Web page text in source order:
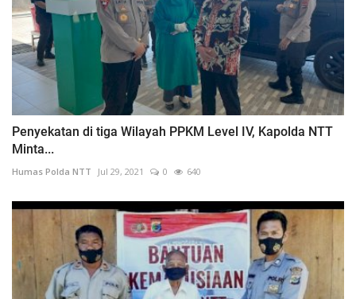
Penyekatan di tiga Wilayah PPKM Level IV, Kapolda NTT
Minta...
Humas Polda NTT Jul 29, 2021 0 640